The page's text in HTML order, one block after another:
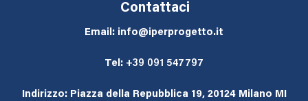
Contattaci
Email: info@iperprogetto.it
Tel: +39 091 547797
Indirizzo: Piazza della Repubblica 19, 20124 Milano MI